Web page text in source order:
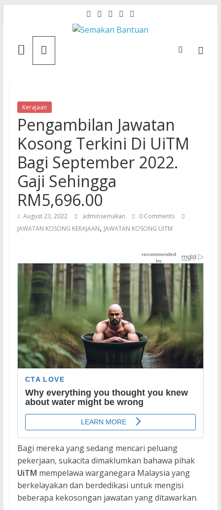
Semakan
untuk
semua
Kerajaan
Pengambilan Jawatan
Kosong Terkini Di UiTM
Bagi September 2022.
Gaji Sehingga
RM5,696.00
August 23, 2022 adminsemakan
0 Comments
JAWATAN KOSONG KERAJAAN, JAWATAN KOSONG UITM
Bagi mereka yang sedang mencari peluang
pekerjaan, sukacita dimaklumkan bahawa pihak
UiTM mempelawa warganegara Malaysia yang
berkelayakan dan berdedikasi untuk mengisi
beberapa kekosongan jawatan yang ditawarkan.